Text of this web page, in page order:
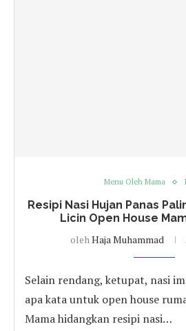
Menu Oleh Mama
Resipi Nasi Hujan Panas
Licin Open House
olehHaja Muhammad
Selain rendang, ketupat, nasi
apa kata untuk open house
Mama hidangkan resipi nasi…